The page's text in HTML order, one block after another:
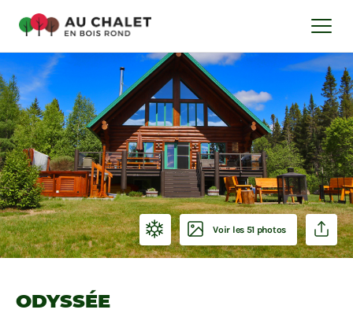
Voir les 51 photos
ODYSSÉE